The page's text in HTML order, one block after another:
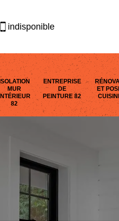
indisponible
ISOLATION
MUR
INTÉRIEUR
82
ENTREPRISE
DE
PEINTURE 82
ET